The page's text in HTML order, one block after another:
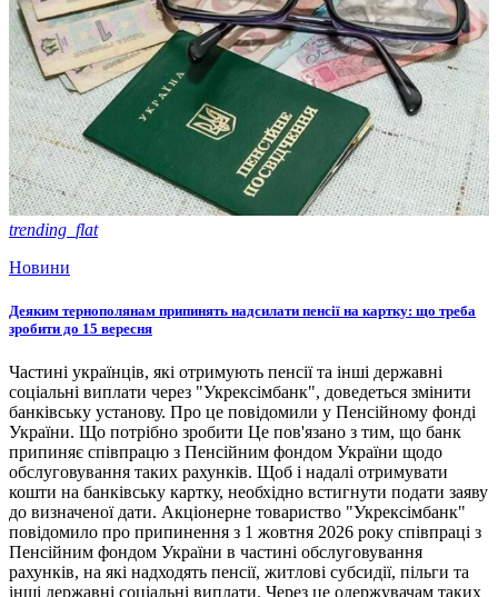
trending_flat
Новини
Деяким тернополянам припинять надсилати пенсії на картку: що треба
зробити до 15 вересня
Частині українців, які отримують пенсії та інші державні
соціальні виплати через "Укрексімбанк", доведеться змінити
банківську установу. Про це повідомили у Пенсійному фонді
України. Що потрібно зробити Це пов'язано з тим, що банк
припиняє співпрацю з Пенсійним фондом України щодо
обслуговування таких рахунків. Щоб і надалі отримувати
кошти на банківську картку, необхідно встигнути подати заяву
до визначеної дати. Акціонерне товариство "Укрексімбанк"
повідомило про припинення з 1 жовтня 2026 року співпраці з
Пенсійним фондом України в частині обслуговування
рахунків, на які надходять пенсії, житлові субсидії, пільги та
інші державні соціальні виплати. Через це одержувачам таких